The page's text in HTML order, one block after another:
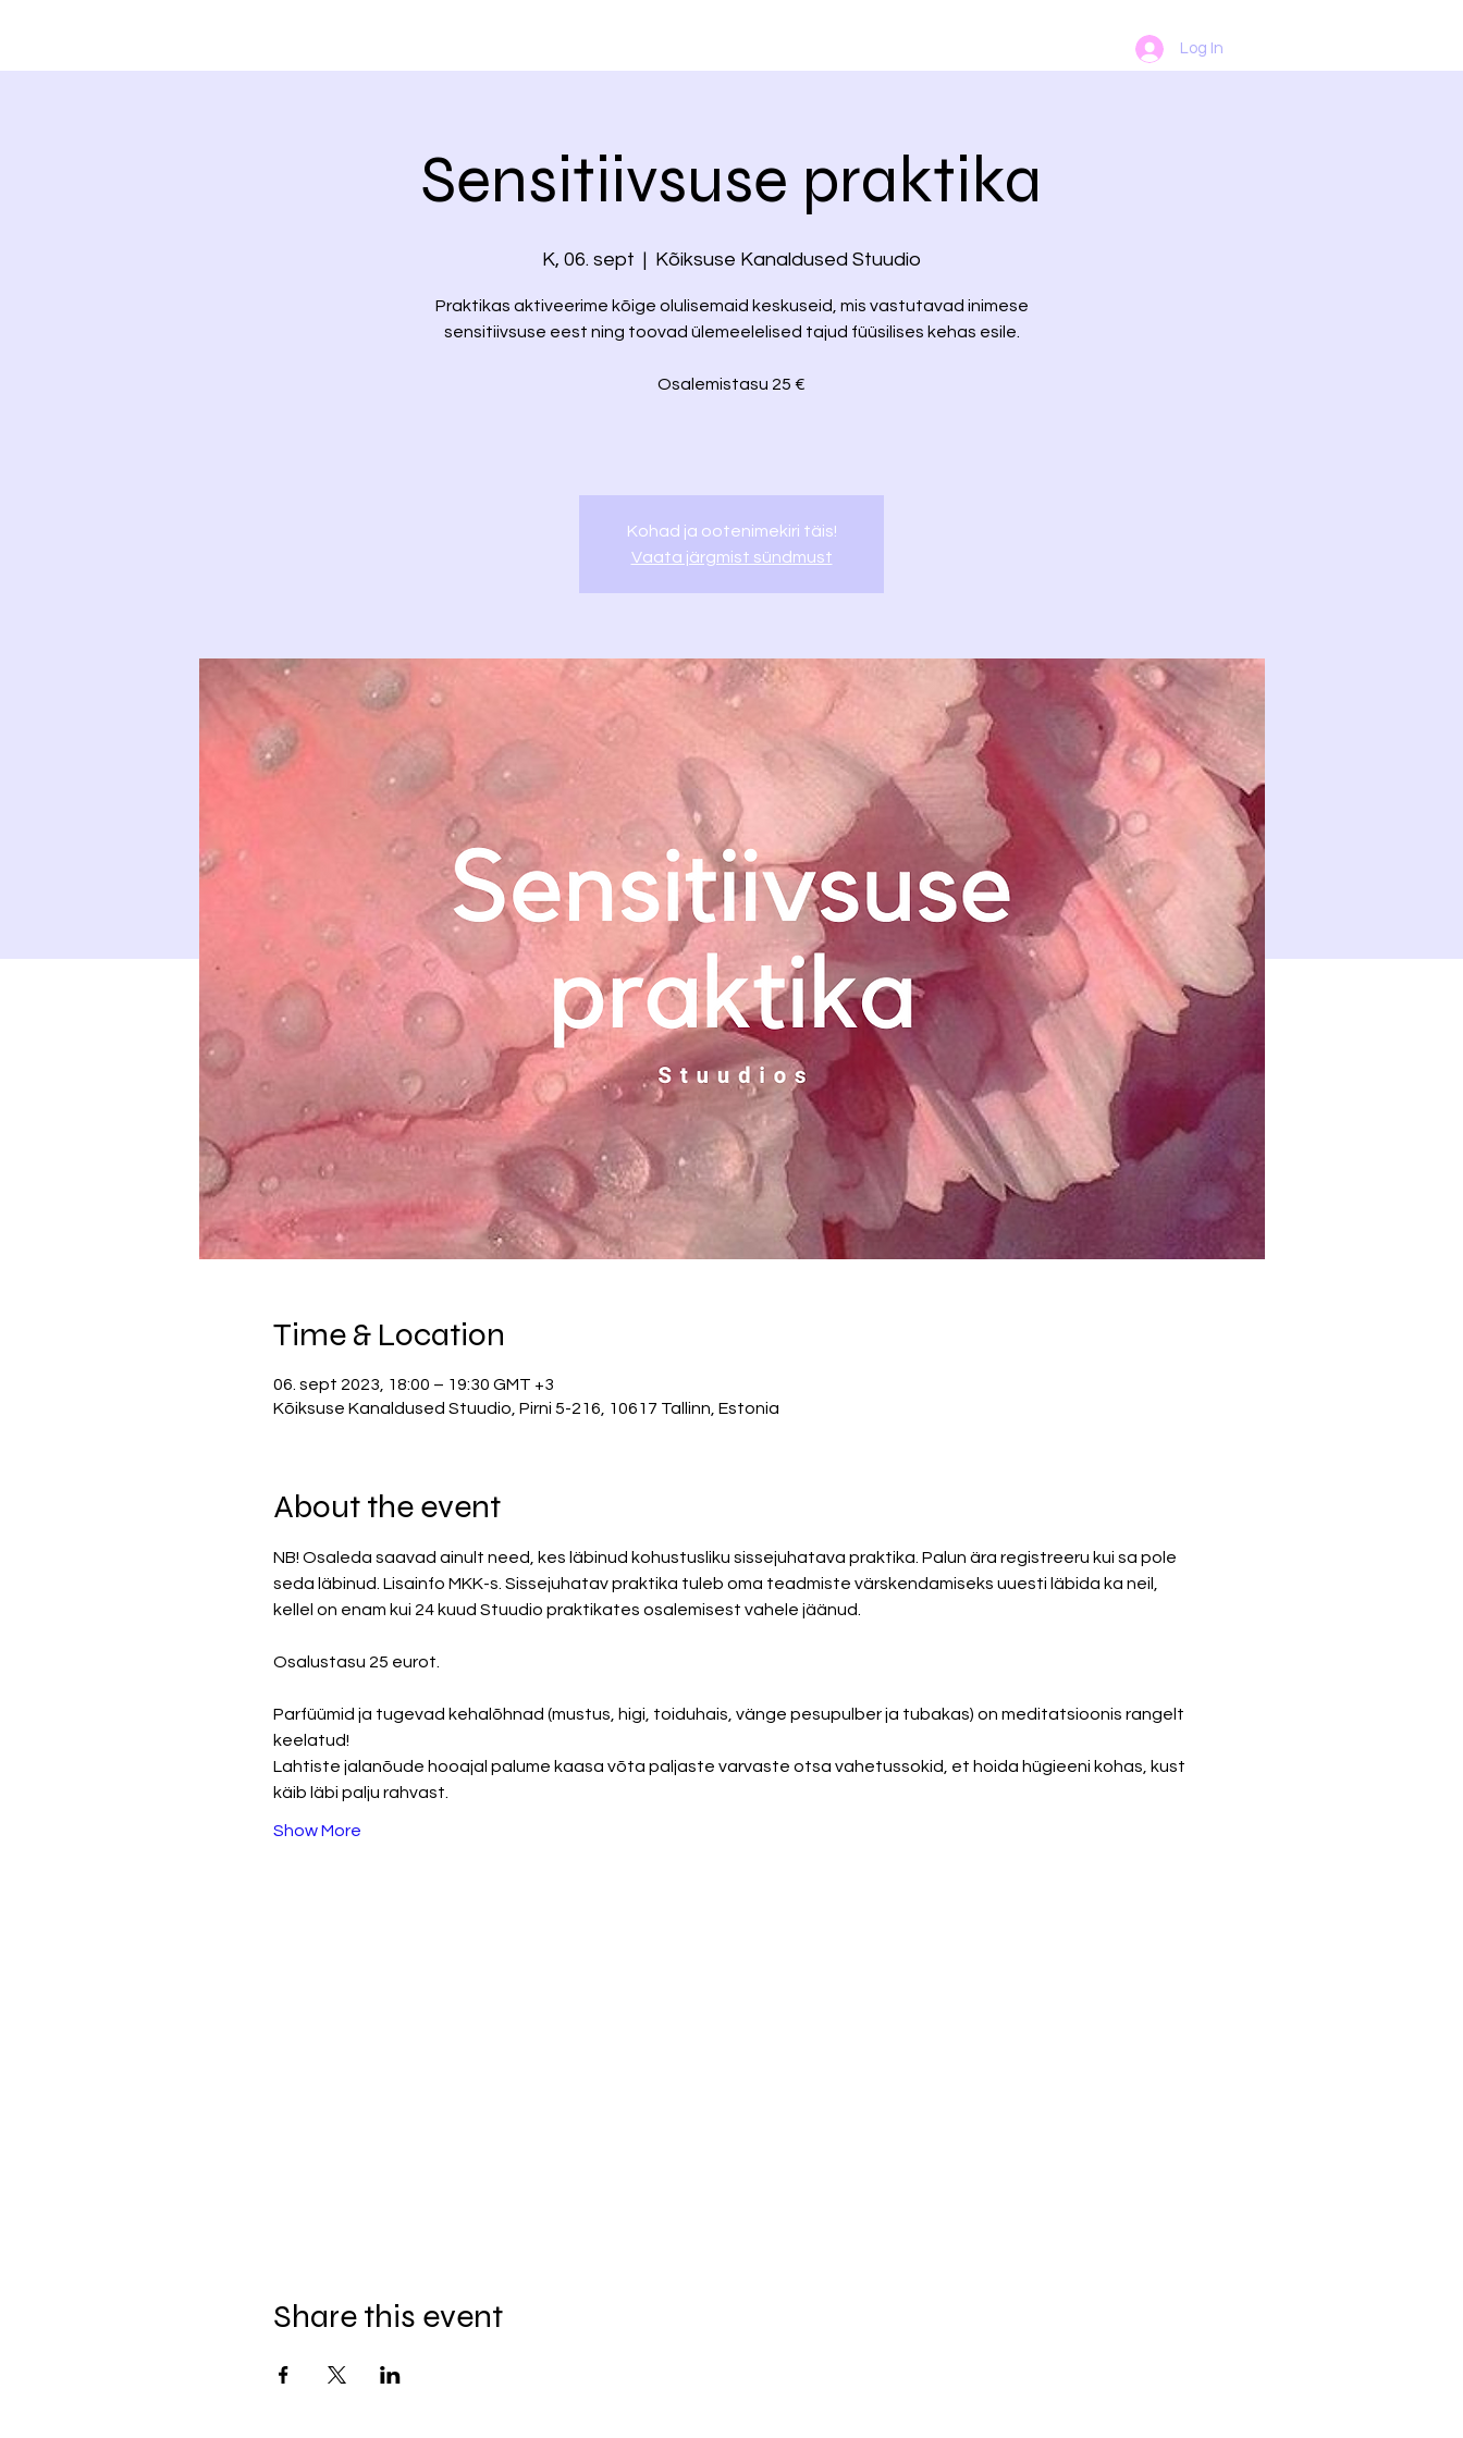
Log In
Sensitiivsuse praktika
K, 06. sept
  |
Kõiksuse Kanaldused Stuudio
Praktikas aktiveerime kõige olulisemaid keskuseid, mis vastutavad inimese
sensitiivsuse eest ning toovad ülemeelelised tajud füüsilises kehas esile.
Osalemistasu 25 €
Kohad ja ootenimekiri täis!
Vaata järgmist sündmust
Time & Location
06. sept 2023, 18:00 – 19:30 GMT +3
Kõiksuse Kanaldused Stuudio, Pirni 5-216, 10617 Tallinn, Estonia
About the event
NB! Osaleda saavad ainult need, kes läbinud kohustusliku sissejuhatava praktika. Palun ära registreeru kui sa pole
seda läbinud. Lisainfo MKK-s. Sissejuhatav praktika tuleb oma teadmiste värskendamiseks uuesti läbida ka neil,
kellel on enam kui 24 kuud Stuudio praktikates osalemisest vahele jäänud.
Osalustasu 25 eurot.
Parfüümid ja tugevad kehalõhnad (mustus, higi, toiduhais, vänge pesupulber ja tubakas) on meditatsioonis rangelt
keelatud!
Lahtiste jalanõude hooajal palume kaasa võta paljaste varvaste otsa vahetussokid, et hoida hügieeni kohas, kust
käib läbi palju rahvast.
Show More
Share this event